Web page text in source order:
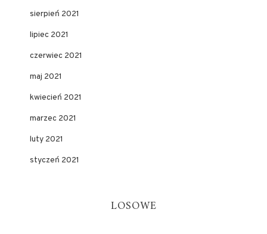
sierpień 2021
lipiec 2021
czerwiec 2021
maj 2021
kwiecień 2021
marzec 2021
luty 2021
styczeń 2021
LOSOWE